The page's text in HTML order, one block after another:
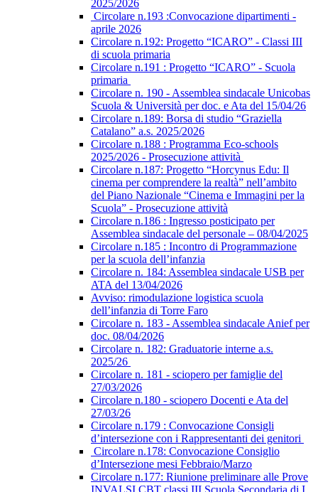
2025/2026
Circolare n.193 :Convocazione dipartimenti -
aprile 2026
Circolare n.192: Progetto “ICARO” - Classi III
di scuola primaria
Circolare n.191 : Progetto “ICARO” - Scuola
primaria
Circolare n. 190 - Assemblea sindacale Unicobas
Scuola & Università per doc. e Ata del 15/04/26
Circolare n.189: Borsa di studio “Graziella
Catalano” a.s. 2025/2026
Circolare n.188 : Programma Eco-schools
2025/2026 - Prosecuzione attività
Circolare n.187: Progetto “Horcynus Edu: Il
cinema per comprendere la realtà” nell’ambito
del Piano Nazionale “Cinema e Immagini per la
Scuola” - Prosecuzione attività
Circolare n.186 : Ingresso posticipato per
Assemblea sindacale del personale – 08/04/2025
Circolare n.185 : Incontro di Programmazione
per la scuola dell’infanzia
Circolare n. 184: Assemblea sindacale USB per
ATA del 13/04/2026
Avviso: rimodulazione logistica scuola
dell’infanzia di Torre Faro
Circolare n. 183 - Assemblea sindacale Anief per
doc. 08/04/2026
Circolare n. 182: Graduatorie interne a.s.
2025/26
Circolare n. 181 - sciopero per famiglie del
27/03/2026
Circolare n.180 - sciopero Docenti e Ata del
27/03/26
Circolare n.179 : Convocazione Consigli
d’intersezione con i Rappresentanti dei genitori
Circolare n.178: Convocazione Consiglio
d’Intersezione mesi Febbraio/Marzo
Circolare n.177: Riunione preliminare alle Prove